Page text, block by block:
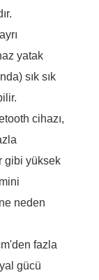
yatak
sık sık
cihazı,
gibi yüksek
neden
fazla
gücü